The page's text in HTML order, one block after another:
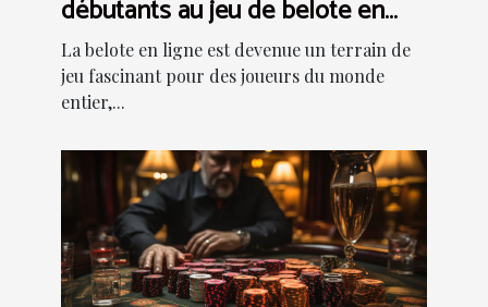
débutants au jeu de belote en
ligne
La belote en ligne est devenue un terrain de
jeu fascinant pour des joueurs du monde
entier,...